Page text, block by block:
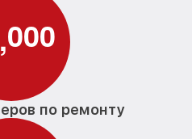
,000
по ремонту